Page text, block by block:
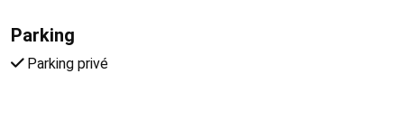
Parking
Parking privé